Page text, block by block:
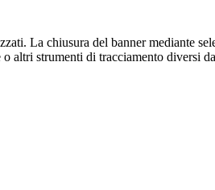
La chiusura del banner mediante
altri strumenti di tracciamento diversi